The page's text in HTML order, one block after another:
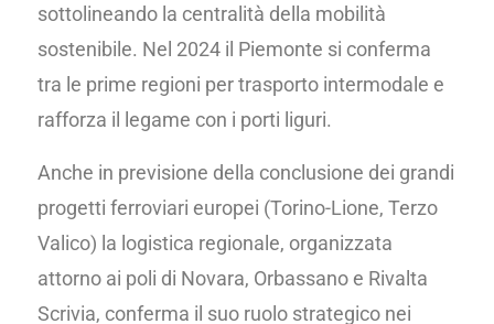
sottolineando la centralità della mobilità
sostenibile. Nel 2024 il Piemonte si conferma
tra le prime regioni per trasporto intermodale e
rafforza il legame con i porti liguri.
Anche in previsione della conclusione dei grandi
progetti ferroviari europei (Torino-Lione, Terzo
Valico) la logistica regionale, organizzata
attorno ai poli di Novara, Orbassano e Rivalta
Scrivia, conferma il suo ruolo strategico nei